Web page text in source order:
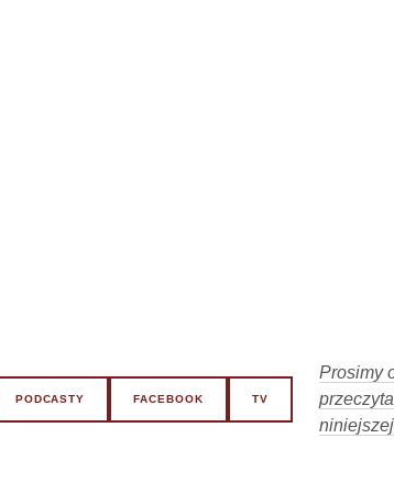
PODCASTY FACEBOOK TV
Prosimy